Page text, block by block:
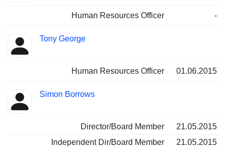
Human Resources Officer -
Tony George
Human Resources Officer 01.06.2015
Simon Borrows
Director/Board Member
21.05.2015
Independent Dir/Board Member
21.05.2015